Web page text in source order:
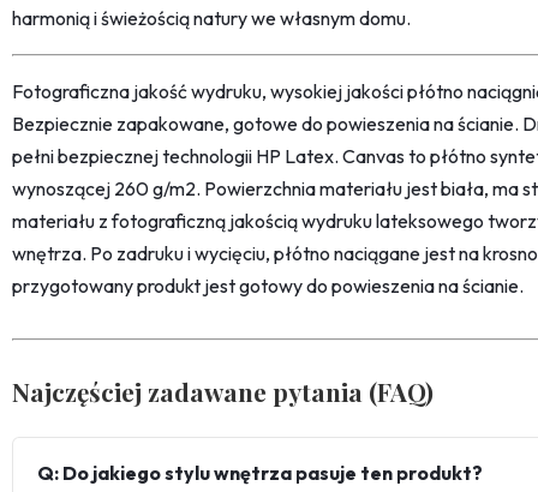
harmonią i świeżością natury we własnym domu.
Fotograficzna jakość wydruku, wysokiej jakości płótno
Bezpiecznie zapakowane, gotowe do powieszenia na ścianie.
pełni bezpiecznej technologii HP Latex. Canvas to płótno
wynoszącej 260 g/m2. Powierzchnia materiału jest biała, ma
materiału z fotograficzną jakością wydruku lateksowego
wnętrza. Po zadruku i wycięciu, płótno naciągane jest na
przygotowany produkt jest gotowy do powieszenia na ścianie.
Najczęściej zadawane pytania (FAQ)
Q: Do jakiego stylu wnętrza pasuje ten produkt?